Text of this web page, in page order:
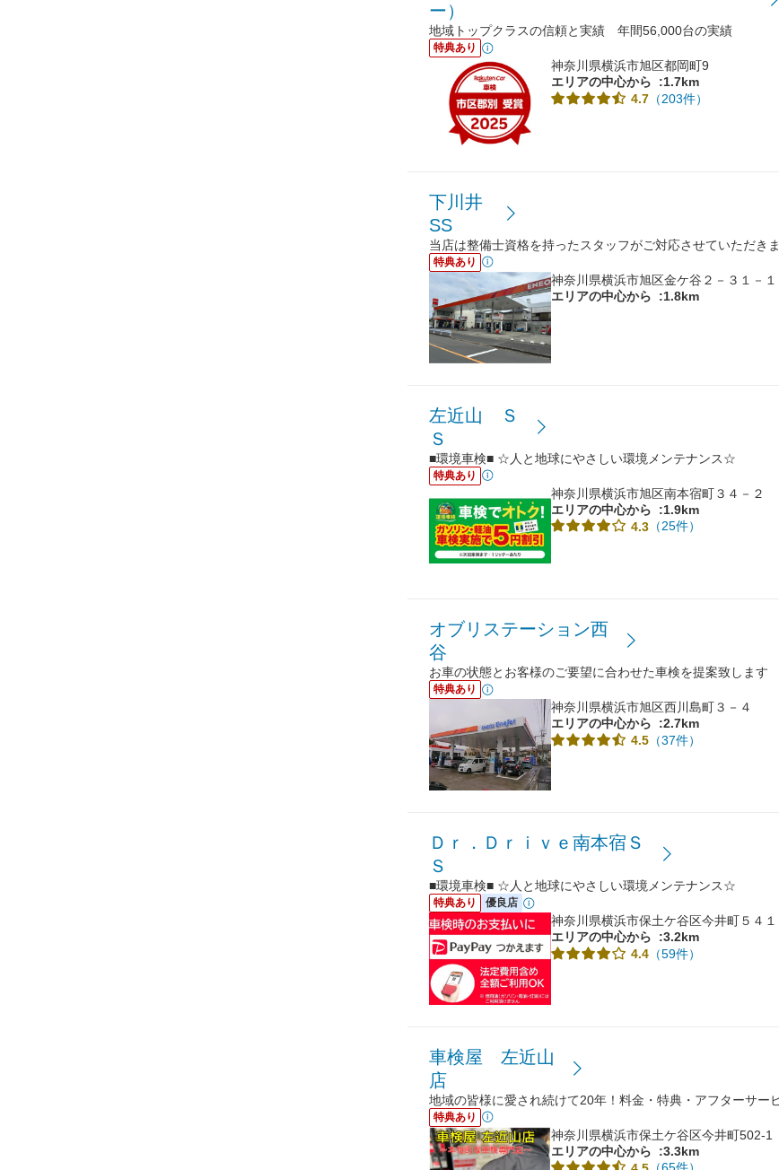
ー）
地域トップクラスの信頼と実績 年間56,000台の実績
特典あり
神奈川県横浜市旭区都岡町9
エリアの中心から
:1.7km
4.7 （203件）
下川井
SS
当店は整備士資格を持ったスタッフがご対応させていただき
特典あり
神奈川県横浜市旭区金ケ谷２－３１－１
エリアの中心から
:1.8km
左近山 Ｓ
Ｓ
■環境車検■ ☆人と地球にやさしい環境メンテナンス☆
特典あり
神奈川県横浜市旭区南本宿町３４－２
エリアの中心から
:1.9km
4.3 （25件）
オブリステーション西
谷
お車の状態とお客様のご要望に合わせた車検を提案致します
特典あり
神奈川県横浜市旭区西川島町３－４
エリアの中心から
:2.7km
4.5 （37件）
Ｄｒ．Ｄｒｉｖｅ南本宿Ｓ
Ｓ
■環境車検■ ☆人と地球にやさしい環境メンテナンス☆
特典あり 優良店
神奈川県横浜市保土ケ谷区今井町５４１
エリアの中心から
:3.2km
4.4 （59件）
車検屋 左近山
店
地域の皆様に愛され続けて20年！料金・特典・アフターサー
特典あり
神奈川県横浜市保土ケ谷区今井町502-1
エリアの中心から
:3.3km